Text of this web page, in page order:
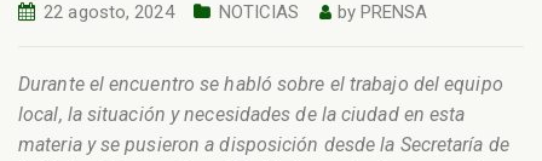
22 agosto, 2024 NOTICIAS by PRENSA
Durante el encuentro se habló sobre el trabajo del equipo
local, la situación y necesidades de la ciudad en esta
materia y se pusieron a disposición desde la Secretaría de